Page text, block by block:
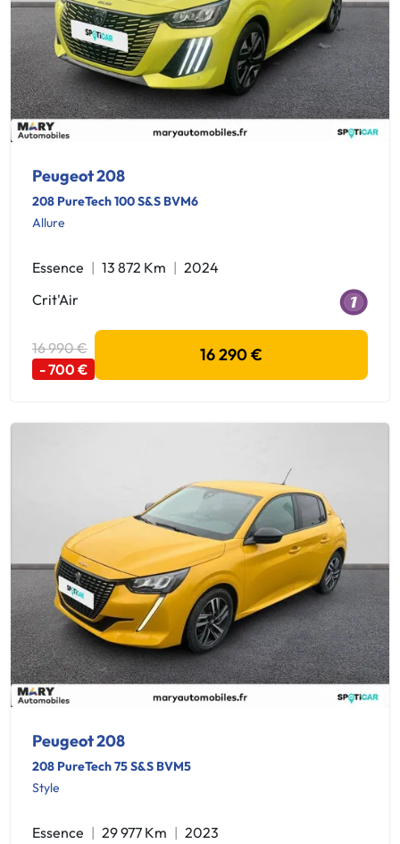
Peugeot 208
208 PureTech 100 S&S BVM6
Allure
Essence 13 872 Km
2024
Crit'Air
16 990 €
- 700 €
16 290 €
Peugeot 208
208 PureTech 75 S&S BVM5
Style
Essence 29 977 Km
2023